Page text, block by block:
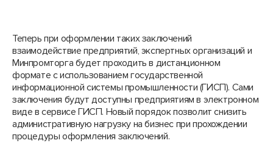
Теперь при оформлении таких заключений
взаимодействие предприятий, экспертных организаций и
Минпромторга будет проходить в дистанционном
формате с использованием государственной
информационной системы промышленности (ГИСП). Сами
заключения будут доступны предприятиям в электронном
виде в сервисе ГИСП. Новый порядок позволит снизить
административную нагрузку на бизнес при прохождении
процедуры оформления заключений.